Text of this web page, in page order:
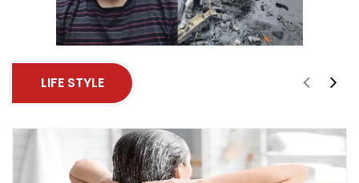
LIFE STYLE